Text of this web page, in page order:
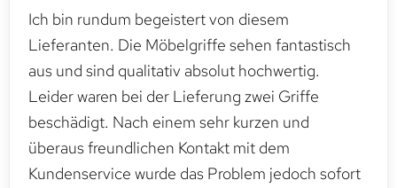
Ich bin rundum begeistert von diesem
Lieferanten. Die Möbelgriffe sehen fantastisch
aus und sind qualitativ absolut hochwertig.
Leider waren bei der Lieferung zwei Griffe
beschädigt. Nach einem sehr kurzen und
überaus freundlichen Kontakt mit dem
Kundenservice wurde das Problem jedoch sofort